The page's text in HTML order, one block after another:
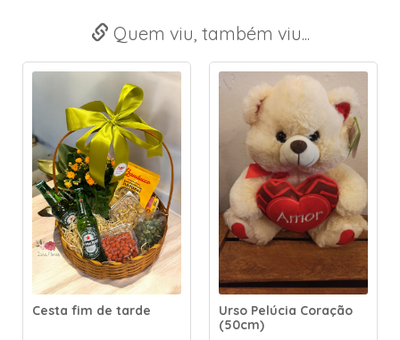
Quem viu, também viu...
Cesta fim de tarde
Urso Pelúcia Coração
(50cm)